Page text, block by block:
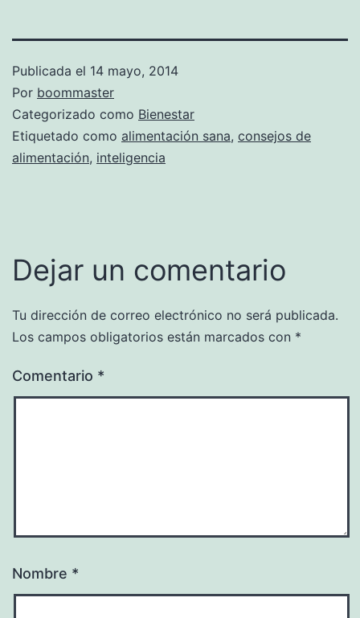
Publicada el 14 mayo, 2014
Por boommaster
Categorizado como Bienestar
Etiquetado como alimentación sana, consejos de
alimentación, inteligencia
Dejar un comentario
Tu dirección de correo electrónico no será publicada.
Los campos obligatorios están marcados con *
Comentario *
Nombre *